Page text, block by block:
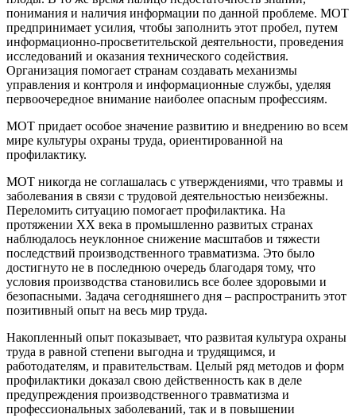
понимания и наличия информации по данной проблеме. МОТ
предпринимает усилия, чтобы заполнить этот пробел, путем
информационно-просветительской деятельности, проведения
исследований и оказания технического содействия.
Организация помогает странам создавать механизмы
управления и контроля и информационные службы, уделяя
первоочередное внимание наиболее опасным профессиям.
МОТ придает особое значение развитию и внедрению во всем
мире культуры охраны труда, ориентированной на
профилактику.
МОТ никогда не соглашалась с утверждениями, что травмы и
заболевания в связи с трудовой деятельностью неизбежны.
Переломить ситуацию помогает профилактика. На
протяжении ХХ века в промышленно развитых странах
наблюдалось неуклонное снижение масштабов и тяжести
последствий производственного травматизма. Это было
достигнуто не в последнюю очередь благодаря тому, что
условия производства становились все более здоровыми и
безопасными. Задача сегодняшнего дня – распространить этот
позитивный опыт на весь мир труда.
Накопленный опыт показывает, что развитая культура охраны
труда в равной степени выгодна и трудящимся, и
работодателям, и правительствам. Целый ряд методов и форм
профилактики доказал свою действенность как в деле
предупреждения производственного травматизма и
профессиональных заболеваний, так и в повышении